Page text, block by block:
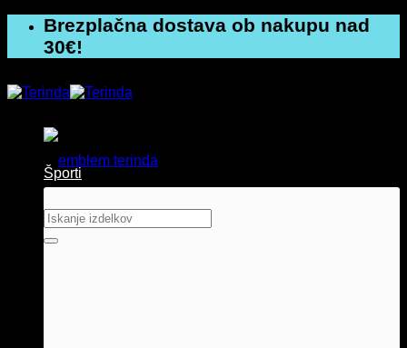
vsebino
Brezplačna dostava ob nakupu nad
30€!
Išči:
Športi